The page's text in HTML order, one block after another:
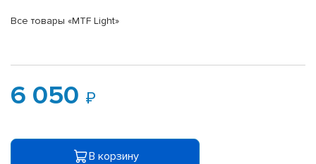
Все товары «MTF Light»
6 050
В корзину